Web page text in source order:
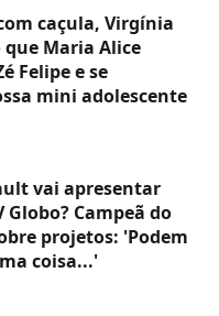
caçula, Virgínia
que Maria Alice
Felipe e se
mini adolescente
vai apresentar
Campeã do
projetos: 'Podem
coisa...'